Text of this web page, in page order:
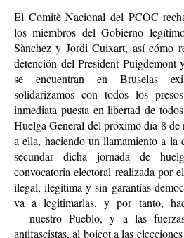
El Comitè Nacional del PCOC
los miembros del Gobierno
Sànchez y Jordi Cuixart, así cómo
detención del President Puigdemont
se encuentran en Bruselas
solidarizamos con todos los
inmediata puesta en libertad de
Huelga General del próximo día 8 de
a ella, haciendo un llamamiento a la
secundar dicha jornada de
convocatoria electoral realizada por
ilegal, ilegítima y sin garantías
va a legitimarlas, y por tanto,
nuestro Pueblo, y a las
antifascistas, al boicot a las